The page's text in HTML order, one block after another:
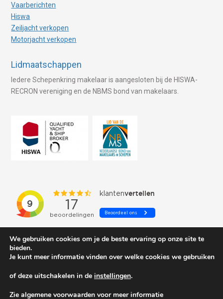
Vaarberichten
Hiswa
Zeiljacht verkopen
Motorjacht verkopen
Lidmaatschappen
Iedere Schepenkring makelaar is aangesloten bij de HISWA-
RECRON vereniging en de NBMS bond van makelaars.
We gebruiken cookies om je de beste ervaring op onze site te
bieden.
Je kunt meer informatie vinden over welke cookies we gebruiken
of deze uitschakelen in de instellingen.
Zie algemene voorwaarden voor meer informatie